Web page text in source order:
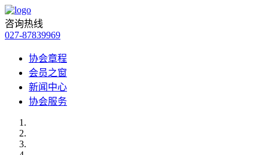
咨询热线
027-87839969
协会章程
会员之窗
新闻中心
协会服务